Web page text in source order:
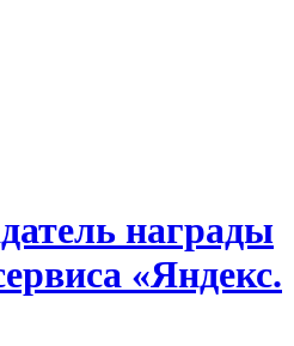
награды
«Яндекс.